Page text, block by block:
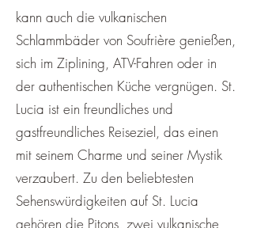
kann auch die vulkanischen
Schlammbäder von Soufrière genießen,
sich im Ziplining, ATV-Fahren oder in
der authentischen Küche vergnügen. St.
Lucia ist ein freundliches und
gastfreundliches Reiseziel, das einen
mit seinem Charme und seiner Mystik
verzaubert. Zu den beliebtesten
Sehenswürdigkeiten auf St. Lucia
gehören die Pitons, zwei vulkanische